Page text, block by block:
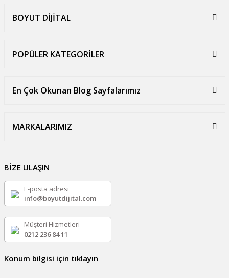
BOYUT DİJİTAL
POPÜLER KATEGORİLER
En Çok Okunan Blog Sayfalarımız
MARKALARIMIZ
BİZE ULAŞIN
E-posta adresi
info@boyutdijital.com
Müşteri Hizmetleri
0212 236 84 11
Konum bilgisi için tıklayın